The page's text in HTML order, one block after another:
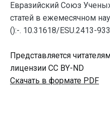
Евразийский Союз
статей в ежемесячном
():-. 10.31618/ESU.2413-
Представляется
лицензии CC BY-ND
Скачать в формате PDF